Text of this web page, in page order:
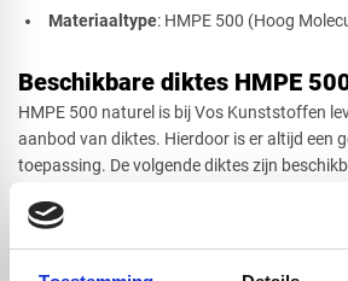
Materiaaltype: HMPE 500 (Hoog
Beschikbare diktes HMPE
HMPE 500 naturel is bij Vos Kunststoffen
aanbod van diktes. Hierdoor is er altijd een
toepassing. De volgende diktes zijn
mm, 20 mm, 25 mm, 30 mm, 40 mm, 50
mm, 90 mm en 100 mm.
Naast de verschillende diktes kunt u ook